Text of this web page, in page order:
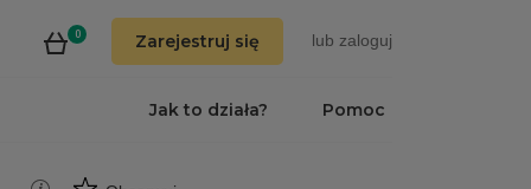
0 Zarejestruj się lub zaloguj
Pomoc
Jak to działa?